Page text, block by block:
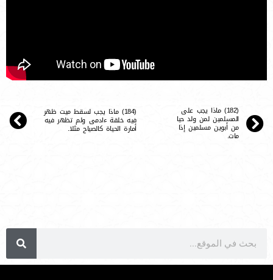
(182) ماذا يجب على
المسلمين لمن ولد حيا
من أبوين مسلمين إذا
مات.
(184) ماذا يجب لسقط ميت ظهر
فيه خلقة ءادمى ولم تظهر فيه
أمارة الحياة كالصياح مثلا.